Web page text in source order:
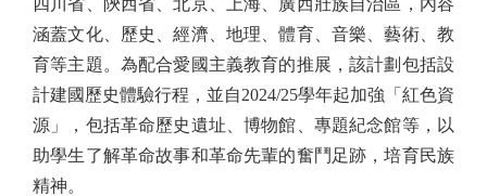
涵蓋文化、歷史、經濟、地理、體育、音樂、藝術、教
育等主題。為配合愛國主義教育的推展，該計劃包括設
計建國歷史體驗行程，並自2024/25學年起加強「紅色資
源」，包括革命歷史遺址、博物館、專題紀念館等，以
助學生了解革命故事和革命先輩的奮鬥足跡，培育民族
精神。